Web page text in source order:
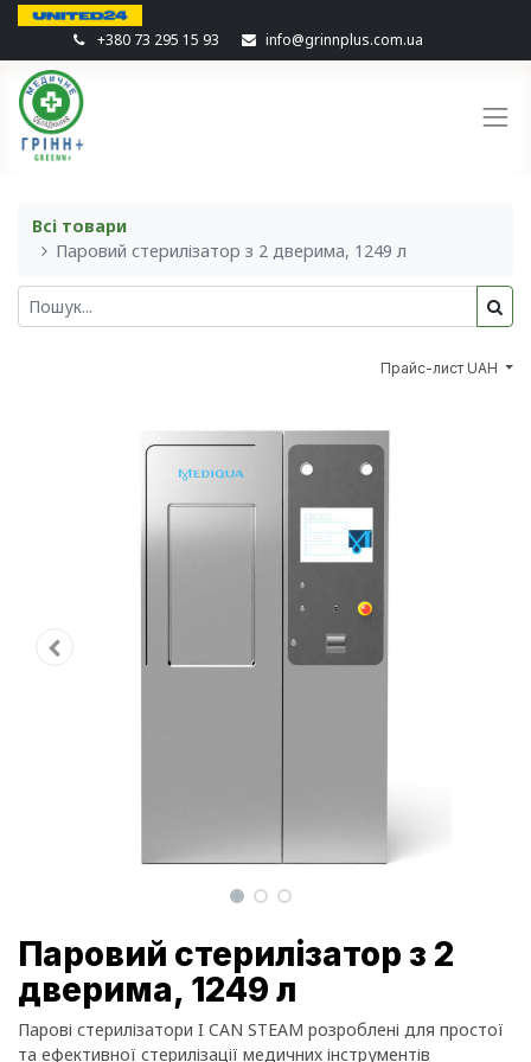
+380 73 295 15 93 info@grinnplus.com.ua
Всі товари
Паровий стерилізатор з 2 дверима, 1249 л
Прайс-лист UAH
Паровий стерилізатор з 2
дверима, 1249 л
Парові стерилізатори I CAN STEAM розроблені для простої
та ефективної стерилізації медичних інструментів